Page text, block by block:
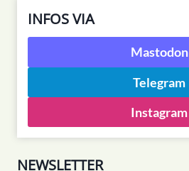
INFOS VIA
Mastodon
Telegram
Instagram
NEWSLETTER